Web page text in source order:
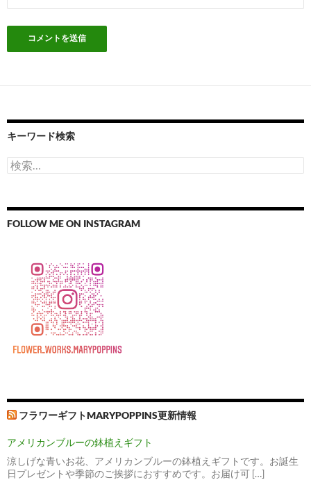
キーワード検索
検
索:
FOLLOW ME ON INSTAGRAM
フラワーギフトMARYPOPPINS更新情報
アメリカンブルーの鉢植えギフト
涼しげな青いお花、アメリカンブルーの鉢植えギフトです。お誕生
日プレゼントや季節のご挨拶におすすめです。お届け可 […]